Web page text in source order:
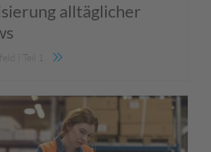
alltäglicher
| Teil 1